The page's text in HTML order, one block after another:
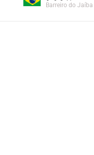
Barreiro do Jaíba